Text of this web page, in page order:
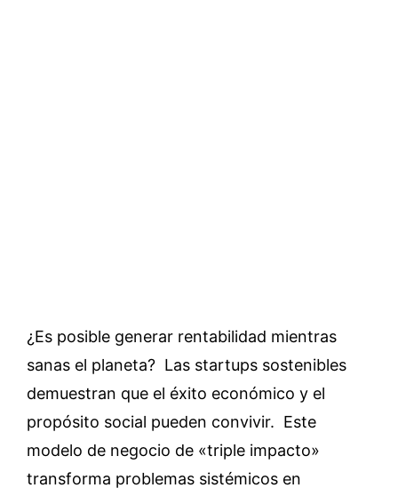
¿Es posible generar rentabilidad mientras
sanas el planeta? Las startups sostenibles
demuestran que el éxito económico y el
propósito social pueden convivir. Este
modelo de negocio de «triple impacto»
transforma problemas sistémicos en